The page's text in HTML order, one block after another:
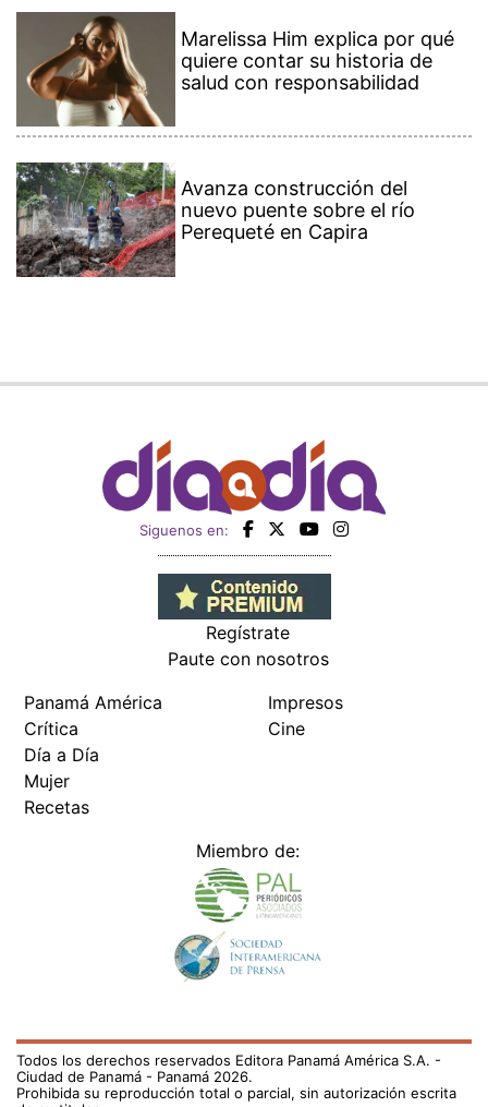
Marelissa Him explica por qué
quiere contar su historia de
salud con responsabilidad
Avanza construcción del
nuevo puente sobre el río
Perequeté en Capira
Siguenos en:
Regístrate
Paute con nosotros
Panamá América
Crítica
Día a Día
Mujer
Recetas
Impresos
Cine
Miembro de:
Todos los derechos reservados Editora Panamá América S.A. -
Ciudad de Panamá - Panamá 2026.
Prohibida su reproducción total o parcial, sin autorización escrita